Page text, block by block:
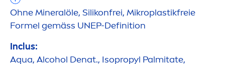
Ohne Mineralöle, Silikonfrei, Mikroplastikfreie
Formel gemäss UNEP-Definition
Inclus:
Aqua, Alcohol Denat., Isopropyl Palmitate,